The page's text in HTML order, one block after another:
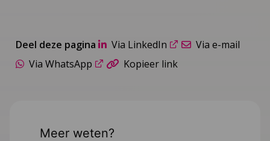
Deel deze pagina Via LinkedIn
Via e-mail
Via WhatsApp
Kopieer link
Meer weten?